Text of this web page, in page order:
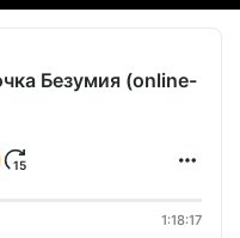
Безумия (online-
1:18:17